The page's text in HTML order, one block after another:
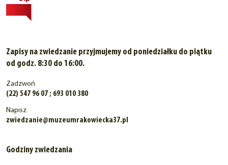
Zapisy na zwiedzanie przyjmujemy od poniedziałku do piątku
od godz. 8:30 do 16:00.
Zadzwoń
(22) 547 96 07 ; 693 010 380
Napisz
zwiedzanie@muzeumrakowiecka37.pl
Godziny zwiedzania